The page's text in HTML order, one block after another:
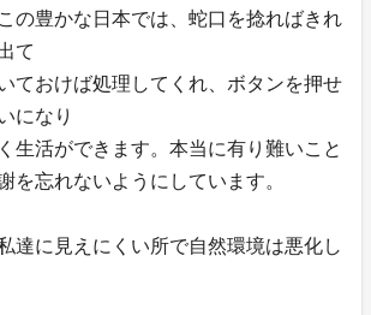
の豊かな日本では、蛇口を捻ればきれ
て
ておけば処理してくれ、ボタンを押せ
になり
生活ができます。本当に有り難いこと
を忘れないようにしています。
達に見えにくい所で自然環境は悪化し